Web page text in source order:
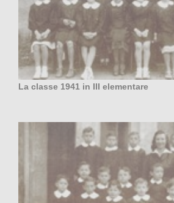
La classe 1941 in III elementare